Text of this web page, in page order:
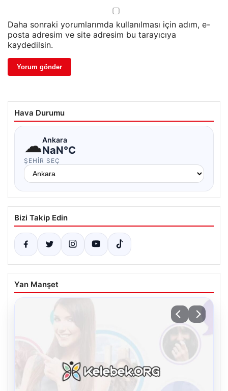
Daha sonraki yorumlarımda kullanılması için adım, e-
posta adresim ve site adresim bu tarayıcıya
kaydedilsin.
Hava Durumu
☁Ankara
NaN°C
ŞEHIR SEÇ
Bizi Takip Edin
Yan Manşet